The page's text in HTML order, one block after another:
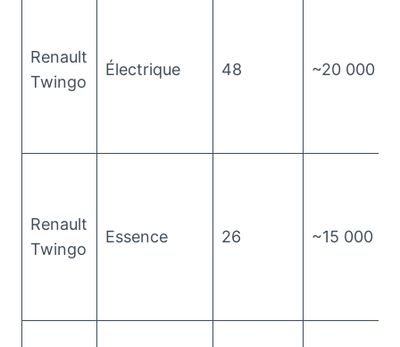
Renault
Twingo
Électrique 48 ~20 000
Renault
Twingo
Essence 26 ~15 000